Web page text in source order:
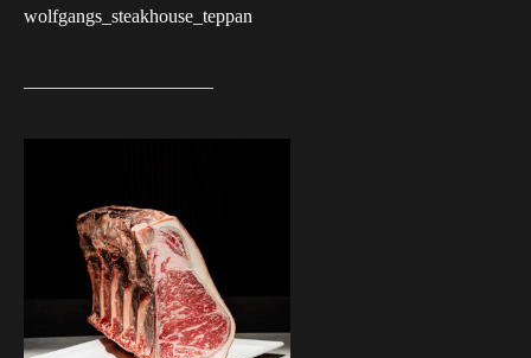
wolfgangs_steakhouse_teppan
——————————